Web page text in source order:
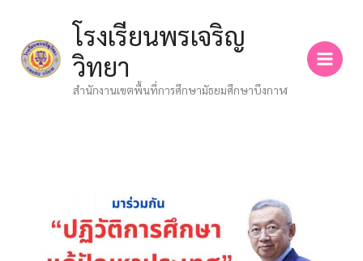
content
โรงเรียนพรเจริญ
วิทยา
สำนักงานเขตพื้นที่การศึกษามัธยมศึกษาบึงกาฬ